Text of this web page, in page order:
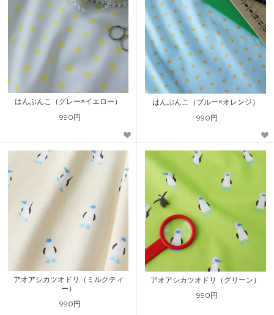
はんぶんこ（グレー×イエロー）
990円
はんぶんこ（ブルー×オレンジ）
990円
アオアシカツオドリ（ミルクティ
ー）
990円
アオアシカツオドリ（グリーン）
990円